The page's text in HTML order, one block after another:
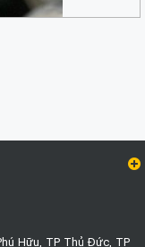
Hữu, TP Thủ Đức, TP